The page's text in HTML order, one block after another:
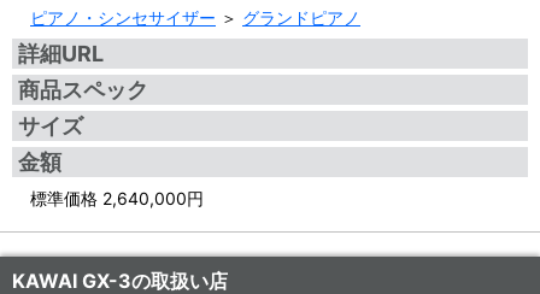
ピアノ・シンセサイザー ＞ グランドピアノ
詳細URL
商品スペック
サイズ
金額
標準価格 2,640,000円
KAWAI GX-3の取扱い店